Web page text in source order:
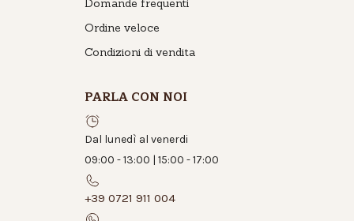
Ordine veloce
Condizioni di vendita
PARLA CON NOI
Dal lunedì al venerdi
09:00 - 13:00 | 15:00 - 17:00
+39 0721 911 004